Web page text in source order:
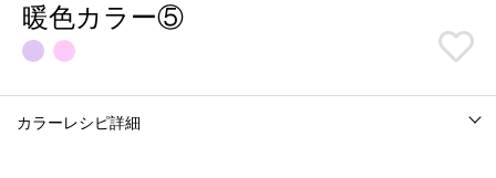
暖色カラー⑤
カラーレシピ詳細